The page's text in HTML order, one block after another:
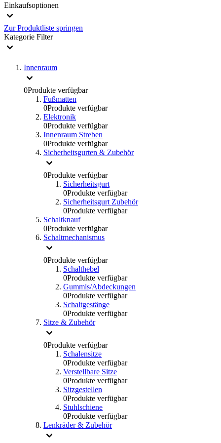
Einkaufsoptionen
Zur Produktliste springen
Kategorie Filter
Innenraum
0Produkte verfügbar
Fußmatten
0Produkte verfügbar
Elektronik
0Produkte verfügbar
Innenraum Streben
0Produkte verfügbar
Sicherheitsgurten & Zubehör
0Produkte verfügbar
Sicherheitsgurt
0Produkte verfügbar
Sicherheitsgurt Zubehör
0Produkte verfügbar
Schaltknauf
0Produkte verfügbar
Schaltmechanismus
0Produkte verfügbar
Schalthebel
0Produkte verfügbar
Gummis/Abdeckungen
0Produkte verfügbar
Schaltgestänge
0Produkte verfügbar
Sitze & Zubehör
0Produkte verfügbar
Schalensitze
0Produkte verfügbar
Verstellbare Sitze
0Produkte verfügbar
Sitzgestellen
0Produkte verfügbar
Stuhlschiene
0Produkte verfügbar
Lenkräder & Zubehör